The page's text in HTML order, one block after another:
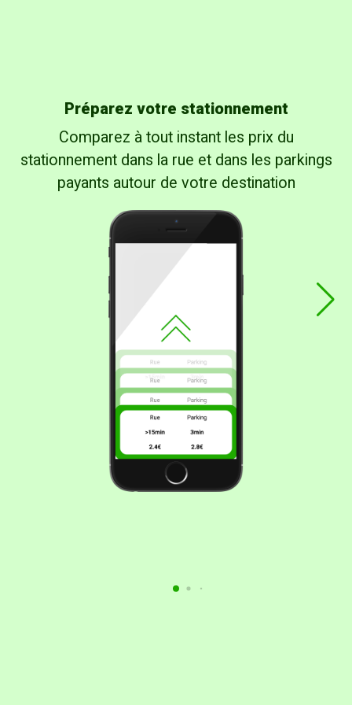
Préparez votre stationnement
Comparez à tout instant les prix du
stationnement dans la rue et dans les parkings
payants autour de votre destination